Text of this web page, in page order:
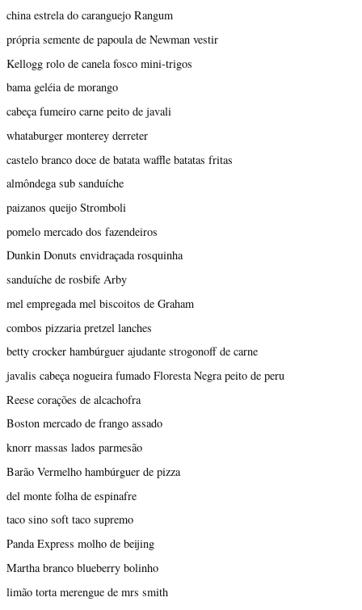
china estrela do caranguejo Rangum
própria semente de papoula de Newman vestir
Kellogg rolo de canela fosco mini-trigos
bama geléia de morango
cabeça fumeiro carne peito de javali
whataburger monterey derreter
castelo branco doce de batata waffle batatas fritas
almôndega sub sanduíche
paizanos queijo Stromboli
pomelo mercado dos fazendeiros
Dunkin Donuts envidraçada rosquinha
sanduíche de rosbife Arby
mel empregada mel biscoitos de Graham
combos pizzaria pretzel lanches
betty crocker hambúrguer ajudante strogonoff de carne
javalis cabeça nogueira fumado Floresta Negra peito de peru
Reese corações de alcachofra
Boston mercado de frango assado
knorr massas lados parmesão
Barão Vermelho hambúrguer de pizza
del monte folha de espinafre
taco sino soft taco supremo
Panda Express molho de beijing
Martha branco blueberry bolinho
limão torta merengue de mrs smith